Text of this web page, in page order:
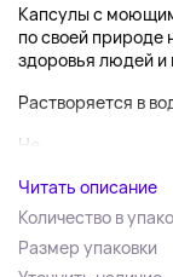
Капсулы с
по своей природе
здоровья людей и
Растворяется в
Не...
Читать описание
Количество в
Размер упаковки